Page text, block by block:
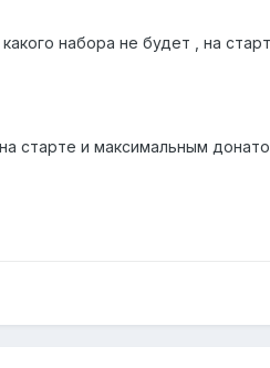
набора не будет , на
старте и максимальным